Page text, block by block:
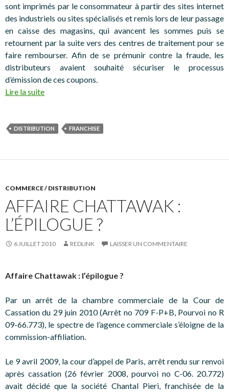
sont imprimés par le consommateur à partir des sites internet
des industriels ou sites spécialisés et remis lors de leur passage
en caisse des magasins, qui avancent les sommes puis se
retournent par la suite vers des centres de traitement pour se
faire rembourser. Afin de se prémunir contre la fraude, les
distributeurs avaient souhaité sécuriser le processus
d’émission de ces coupons.
Lire la suite
DISTRIBUTION FRANCHISE
COMMERCE / DISTRIBUTION
AFFAIRE CHATTAWAK :
L’ÉPILOGUE ?
6 JUILLET 2010 REDLINK LAISSER UN COMMENTAIRE
Affaire Chattawak : l’épilogue ?
Par un arrêt de la chambre commerciale de la Cour de
Cassation du 29 juin 2010 (Arrêt no 709 F-P+B, Pourvoi no R
09-66.773), le spectre de l’agence commerciale s’éloigne de la
commission-affiliation.
Le 9 avril 2009, la cour d’appel de Paris, arrêt rendu sur renvoi
après cassation (26 février 2008, pourvoi no C-06. 20.772)
avait décidé que la société Chantal Pieri, franchisée de la